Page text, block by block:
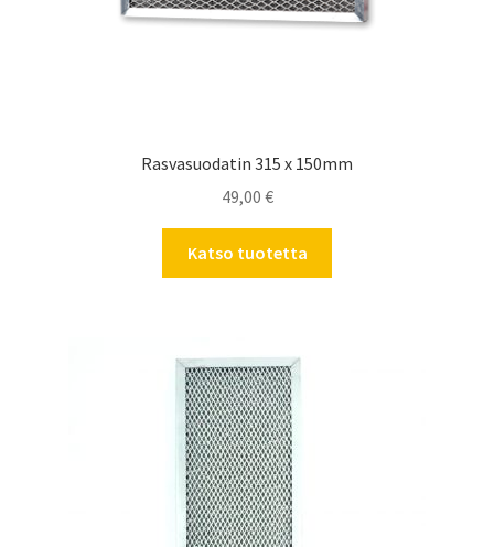
Rasvasuodatin 315 x 150mm
49,00 €
Katso tuotetta